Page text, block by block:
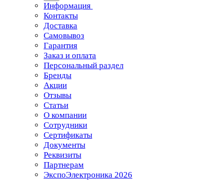
Информация
Контакты
Доставка
Самовывоз
Гарантия
Заказ и оплата
Персональный раздел
Бренды
Акции
Отзывы
Статьи
О компании
Сотрудники
Сертификаты
Документы
Реквизиты
Партнерам
ЭкспоЭлектроника 2026